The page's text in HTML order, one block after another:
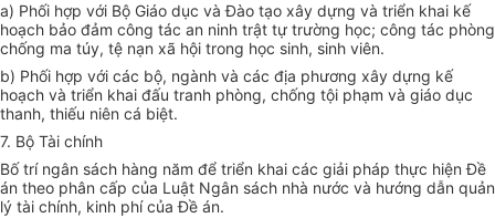
a) Phối hợp với Bộ Giáo dục và Đào tạo xây dựng và triển khai kế
hoạch bảo đảm công tác an ninh trật tự trường học; công tác phòng
chống ma túy, tệ nạn xã hội trong học sinh, sinh viên.
b) Phối hợp với các bộ, ngành và các địa phương xây dựng kế
hoạch và triển khai đấu tranh phòng, chống tội phạm và giáo dục
thanh, thiếu niên cá biệt.
7. Bộ Tài chính
Bố trí ngân sách hàng năm để triển khai các giải pháp thực hiệnĐề
án theo phân cấp của Luật Ngân sách nhà nước và hướng dẫn quản
lý tài chính, kinh phí củaĐề án.